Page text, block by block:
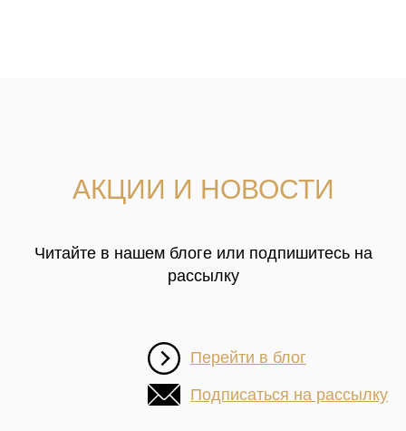
АКЦИИ И НОВОСТИ
Читайте в нашем блоге или подпишитесь на
рассылку
Перейти в блог
Подписаться на рассылку